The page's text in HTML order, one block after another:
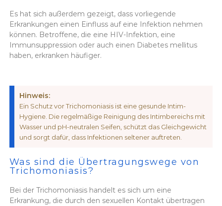
Es hat sich außerdem gezeigt, dass vorliegende
Erkrankungen einen Einfluss auf eine Infektion nehmen
können. Betroffene, die eine HIV-Infektion, eine
Immunsuppression oder auch einen Diabetes mellitus
haben, erkranken häufiger.
Hinweis:
Ein Schutz vor Trichomoniasis ist eine gesunde Intim-
Hygiene. Die regelmäßige Reinigung des Intimbereichs mit
Wasser und pH-neutralen Seifen, schützt das Gleichgewicht
und sorgt dafür, dass Infektionen seltener auftreten.
Was sind die Übertragungswege von
Trichomoniasis?
Bei der Trichomoniasis handelt es sich um eine
Erkrankung, die durch den sexuellen Kontakt übertragen